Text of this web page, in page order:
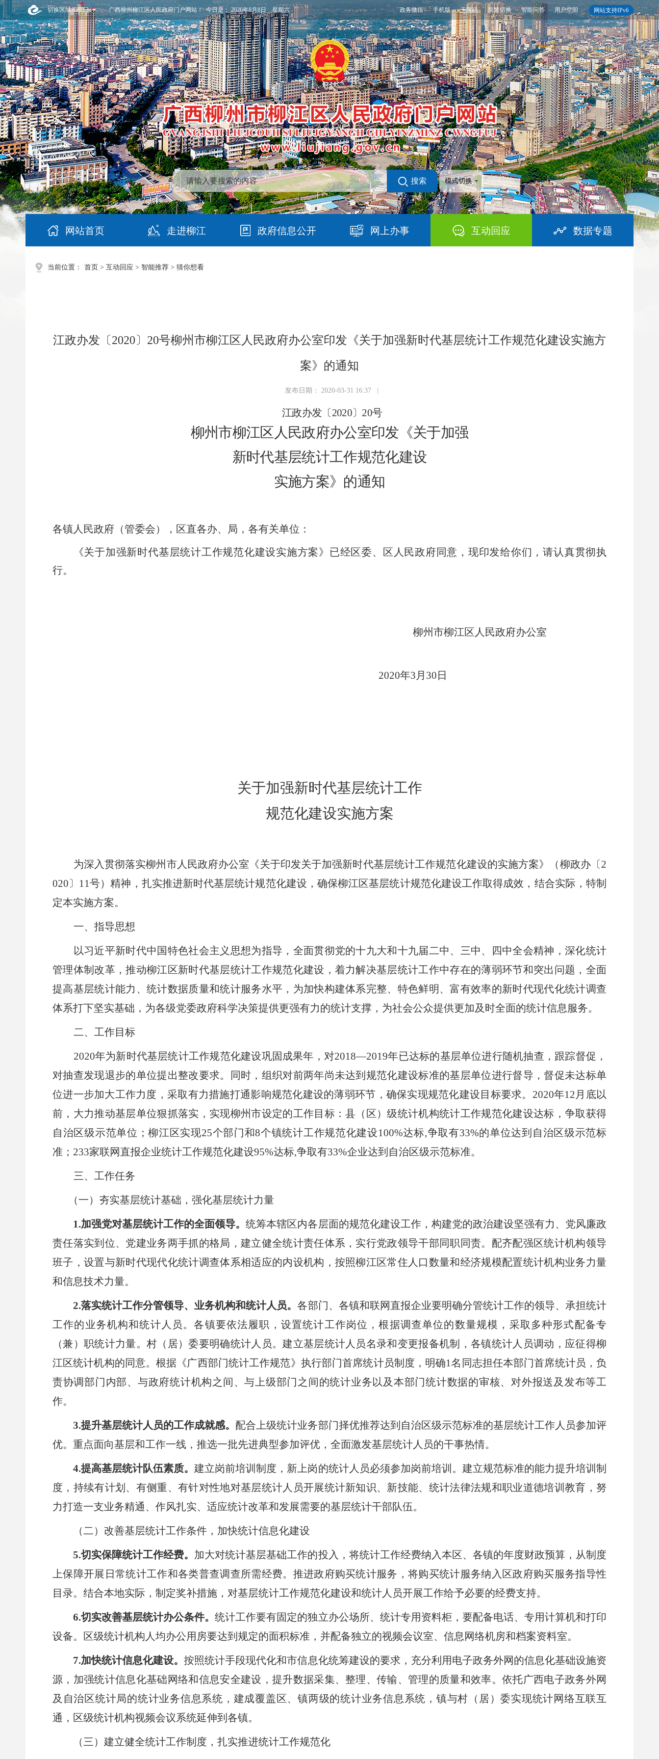
切换区域和部门 网站支持IPv6
政务微信 手机版 无障碍 简繁切换 智能问答 用户空间
广西柳州柳江区人民政府门户网站！ 今日是：2026年8月8日 星期六
搜索 模式切换
网站首页 走进柳江 政府信息公开 网上办事 互动回应 数据专题
当前位置： 首页 > 互动回应 > 智能推荐 > 猜你想看
江政办发〔2020〕20号柳州市柳江区人民政府办公室印发《关于加强新时代基层统计工作规范化建设实施方
案》的通知
发布日期： 2020-03-31 16:37 |
江政办发〔2020〕 20号
柳州市柳江区 人民政府办公室印发 《关于加强
新时代基层统计工作规范化建设
实施方案》 的通知
各镇人民政府（管委会），区直各办、局，各有关单位：
《关于加强新时代基层统计工作规范化建设实施方案》已经区委、区 人民政府同意，现印发给你们，请认真贯彻执
行。
柳州市柳江区人民政府办公室
2020年3月 30 日
关于加强新时代基层统计工作
规范化建设实施方案
为深入贯彻落实柳州市人民政府办公室《关于印发关于加强新时代基层统计工作规范化建设的实施方案》（柳政办〔2
020〕 11号）精神，扎实推进新时代基层统计规范化建设，确保柳江区基层统计规范化建设工作取得成效，结合实际，特制
定本实施方案。
一、指导思想
以习近平新时代中国特色社会主义思想为指导，全面贯彻党的十九大和十九届二中、三中、 四中全会精神，深化统计
管理体制改革，推动柳江区新时代基层统计工作规范化建设，着力解决基层统计工作中存在的薄弱环节和突出问题，全面
提高基层统计能力、统计数据质量和统计服务水平，为加快构建体系完整、特色鲜明、富有效率的新时代现代化统计调查
体系打下坚实基础，为各级党委政府科学决策提供更强有力的统计支撑，为社会公众提供更加及时全面的统计信息服务。
二、工作目标
2020年为新时代基层统计工作规范化建设巩固成果年，对2018—2019年已达标的基层单位进行随机抽查，跟踪督促，
对抽查发现退步的单位提出整改要求。同时，组织对前两年尚未达到规范化建设标准的基层单位进行督导，督促未达标单
位进一步加大工作力度， 采取有力措施打通影响规范化建设的薄弱环节 ，确保实现规范化建设目标要求。 2020年12月底以
前，大力推动基层单位狠抓落实，实现柳州市设定的工作目标：县（ 区）级统计机构统计工作规范化建设达标，争取获得
自治区级示范单位； 柳江区实现25个部门和8个镇统计工作规范化建设100%达标,争取有33%的单位达到自治区级示范标
准；233家联网直报企业统计工作规范化建设95%达标,争取有33%企业达到自治区级示范标准。
三、工作任务
（一）夯实基层统计基础，强化基层统计力量
1.加强党对基层统计工作的全面领导。统筹本辖区内各层面的规范化建设工作，构建党的政治建设坚强有力、党风廉政
责任落实到位、党建业务两手抓的格局，建立健全统计责任体系，实行党政领导干部同职同责。配齐配强区统计机构领导
班子，设置与新时代现代化统计调查体系相适应的内设机构，按照柳江区常住人口数量和经济规模配置统计机构业务力量
和信息技术力量。
2.落实统计工作分管领导、业务机构和统计人员。各部门、 各镇和联网直报企业要明确分管统计工作的领导、承担统计
工作的业务机构和统计人员。各镇要依法履职，设置统计工作岗位，根据调查单位的数量规模，采取多种形式配备专
（兼）职统计力量。村（居）委要明确统计人员。建立基层统计人员名录和变更报备机制，各镇统计人员调动，应征得柳
江区统计机构的同意。根据《广西部门统计工作规范》执行部门首席统计员制度，明确1名同志担任本部门首席统计员，负
责协调部门内部、与政府统计机构之间、与上级部门之间的统计业务以及本部门统计数据的审核、对外报送及发布等工
作。
3.提升基层统计人员的工作成就感。 配合上级统计业务部门择优推荐达到自治区级示范标准的基层统计工作人员参加评
优。重点面向基层和工作一线，推选一批先进典型参加评优，全面激发基层统计人员的干事热情。
4.提高基层统计队伍素质。建立岗前培训制度，新上岗的统计人员必须参加岗前培训。建立规范标准的能力提升培训制
度，持续有计划、有侧重、有针对性地对基层统计人员开展统计新知识、新技能、统计法律法规和职业道德培训教育，努
力打造一支业务精通、作风扎实、适应统计改革和发展需要的基层统计干部队伍。
（二）改善基层统计工作条件，加快统计信息化建设
5.切实保障统计工作经费。 加大对统计基层基础工作的投入，将统计工作经费纳入本区、 各镇的年度财政预算，从制度
上保障开展日常统计工作和各类普查调查所需经费。推进政府购买统计服务，将购买统计服务纳入 区政府购买服务指导性
目录。结合本地实际，制定奖补措施，对基层统计工作规范化建设和统计人员开展工作给予必要的经费支持。
6.切实改善基层统计办公条件。统计工作要有固定的独立办公场所、统计专用资料柜，要配备电话、专用计算机和打印
设备。区级统计机构人均办公用房要达到规定的面积标准，并配备独立的视频会议室、信息网络机房和档案资料室。
7.加快统计信息化建设。按照统计手段现代化和市信息化统筹建设的要求，充分利用电子政务外网的信息化基础设施资
源，加强统计信息化基础网络和信息安全建设，提升数据采集、整理、传输、管理的质量和效率。依托广西电子政务外网
及自治区统计局的统计业务信息系统，建成覆盖 区、镇两级的统计业务信息系统，镇与村（居）委实现统计网络互联互
通，区级统计机构视频会议系统延伸到 各镇。
（三）建立健全统计工作制度，扎实推进统计工作规范化